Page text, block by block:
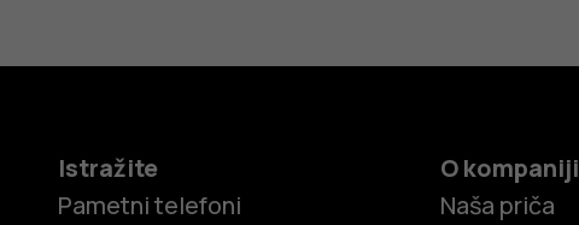
Istražite
Pametni telefoni
O kompaniji
Naša priča